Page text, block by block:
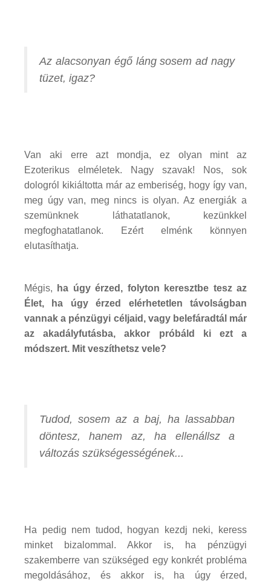
Az alacsonyan égő láng sosem ad nagy
tüzet, igaz?
Van aki erre azt mondja, ez olyan mint az
Ezoterikus elméletek. Nagy szavak! Nos, sok
dologról kikiáltotta már az emberiség, hogy így van,
meg úgy van, meg nincs is olyan. Az energiák a
szemünknek láthatatlanok, kezünkkel
megfoghatatlanok. Ezért elménk könnyen
elutasíthatja.
Mégis,
ha úgy érzed, folyton keresztbe tesz az
Élet, ha úgy érzed elérhetetlen távolságban
vannak a pénzügyi céljaid, vagy belefáradtál már
az akadályfutásba, akkor próbáld ki ezt a
módszert. Mit veszíthetsz vele?
Tudod, sosem az a baj, ha lassabban
döntesz, hanem az, ha ellenállsz a
változás szükségességének...
Ha pedig nem tudod, hogyan kezdj neki, keress
minket bizalommal. Akkor is, ha pénzügyi
szakemberre van szükséged egy konkrét probléma
megoldásához, és akkor is, ha úgy érzed,